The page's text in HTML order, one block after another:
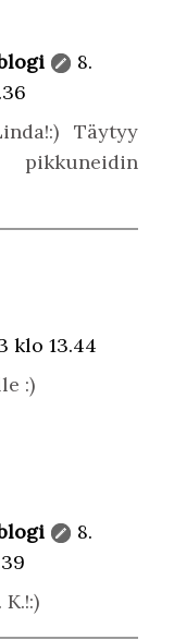
8.
Täytyy
klo 13.44
:)
8.